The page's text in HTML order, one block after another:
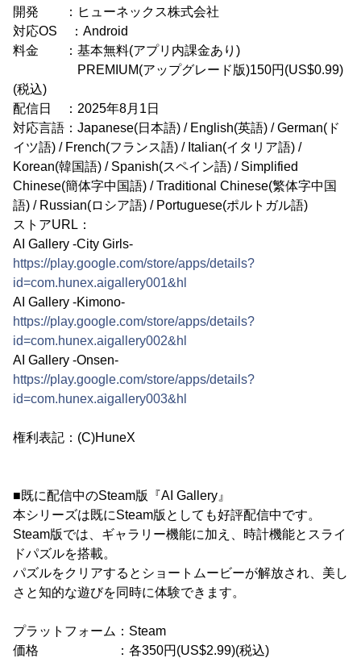
開発 ：ヒューネックス株式会社
対応OS ：Android
料金 ：基本無料(アプリ内課金あり)
PREMIUM(アップグレード版)150円(US$0.99)
(税込)
配信日 ：2025年8月1日
対応言語：Japanese(日本語) / English(英語) / German(ド
イツ語) / French(フランス語) / Italian(イタリア語) /
Korean(韓国語) / Spanish(スペイン語) / Simplified
Chinese(簡体字中国語) / Traditional Chinese(繁体字中国
語) / Russian(ロシア語) / Portuguese(ポルトガル語)
ストアURL：
AI Gallery -City Girls-
https://play.google.com/store/apps/details?
id=com.hunex.aigallery001&hl
AI Gallery -Kimono-
https://play.google.com/store/apps/details?
id=com.hunex.aigallery002&hl
AI Gallery -Onsen-
https://play.google.com/store/apps/details?
id=com.hunex.aigallery003&hl
権利表記：(C)HuneX
■既に配信中のSteam版『AI Gallery』
本シリーズは既にSteam版としても好評配信中です。
Steam版では、ギャラリー機能に加え、時計機能とスライ
ドパズルを搭載。
パズルをクリアするとショートムービーが解放され、美し
さと知的な遊びを同時に体験できます。
プラットフォーム：Steam
価格 ：各350円(US$2.99)(税込)